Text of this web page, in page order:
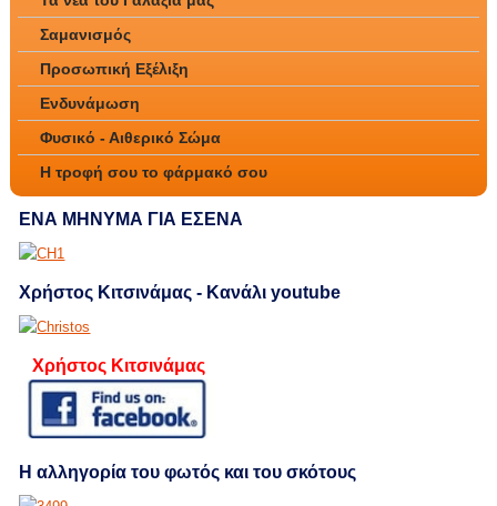
Σαμανισμός
Προσωπική Εξέλιξη
Ενδυνάμωση
Φυσικό - Αιθερικό Σώμα
Η τροφή σου το φάρμακό σου
ΕΝΑ ΜΗΝΥΜΑ ΓΙΑ ΕΣΕΝΑ
Χρήστος Κιτσινάμας - Κανάλι youtube
Χρήστος Κιτσινάμας
Η αλληγορία του φωτός και του σκότους